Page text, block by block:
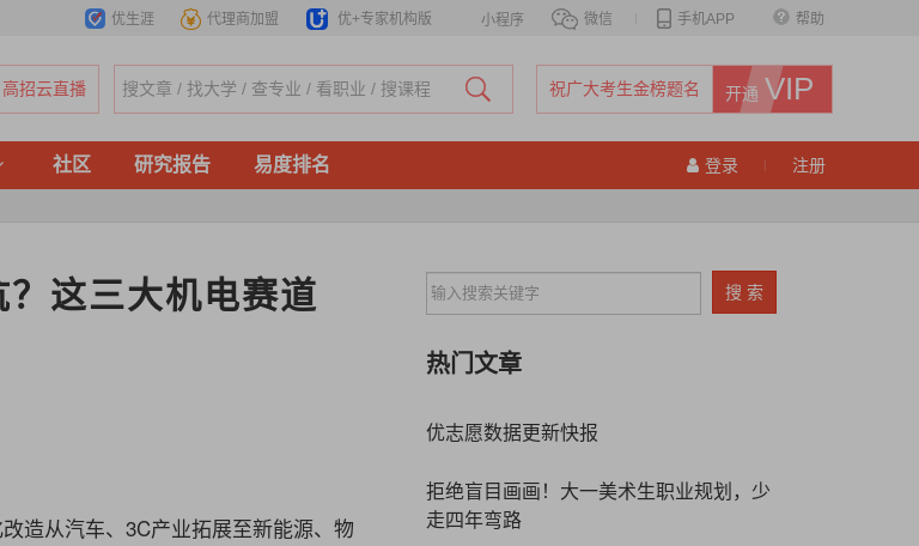
帮助
手机APP
微信
小程序
优+专家机构版
代理商加盟
优生涯
祝广大考生金榜题名 开通 VIP
高招云直播
社区 研究报告 易度排名 登录 | 注册
这三大机电赛道
造从汽车、3C产业拓展至新能源、 物
热门文章
优志愿数据更新快报
拒绝盲目画画！大一美术生职业规划，少
走四年弯路